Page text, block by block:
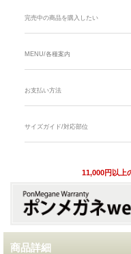
完売中の商品を購入したい
MENU/各種案内
お支払い方法
サイズガイド/対応部位
11,000円以上
商品詳細